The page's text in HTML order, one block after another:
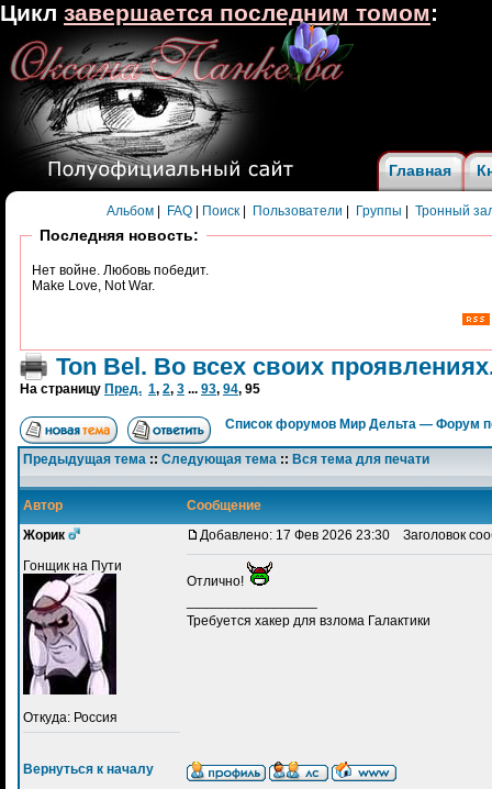
Главная
Альбом FAQ Поиск Пользователи Группы Тронный
Последняя новость:
Нет войне. Любовь победит.
Make Love, Not War.
Ton Bel. Во всех своих
На страницу Пред. 1, 2, 3 ... 93, 94, 95
Список форумов Мир Дельта — Форум
Предыдущая тема :: Следующая тема :: Вся тема для печати
Автор
Сообщение
Жорик
Гонщик на Пути
Откуда: Россия
Добавлено: 17 Фев 2026 23:30 Заголовок
Отлично!
Требуется хакер для взлома Галактики
Вернуться к началу
Цикл завершается последним томом: